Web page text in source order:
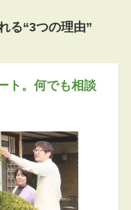
る“3つの理由”
ト。何でも相談